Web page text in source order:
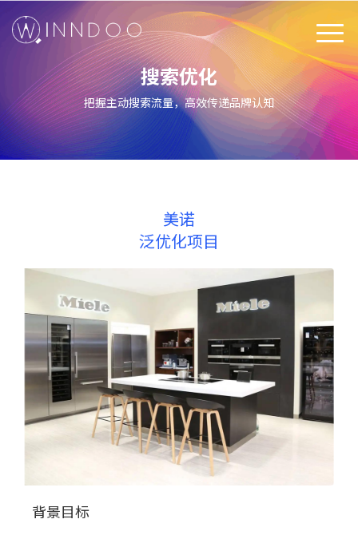
+
搜索优化
把握主动搜索流量，高效传递品牌认知
美诺
泛优化项目
背景目标